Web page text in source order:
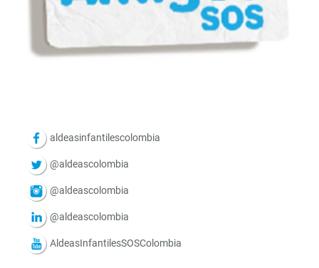
aldeasinfantilescolombia
@aldeascolombia
@aldeascolombia
@aldeascolombia
AldeasInfantilesSOSColombia